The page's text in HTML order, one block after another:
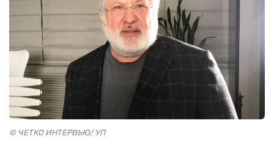
© ЧЕТКО ИНТЕРВЬЮ/ УП